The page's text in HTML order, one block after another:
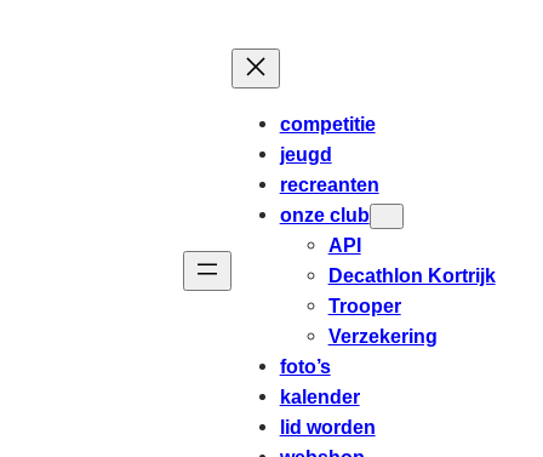
competitie
jeugd
recreanten
onze club
API
Decathlon Kortrijk
Trooper
Verzekering
foto’s
kalender
lid worden